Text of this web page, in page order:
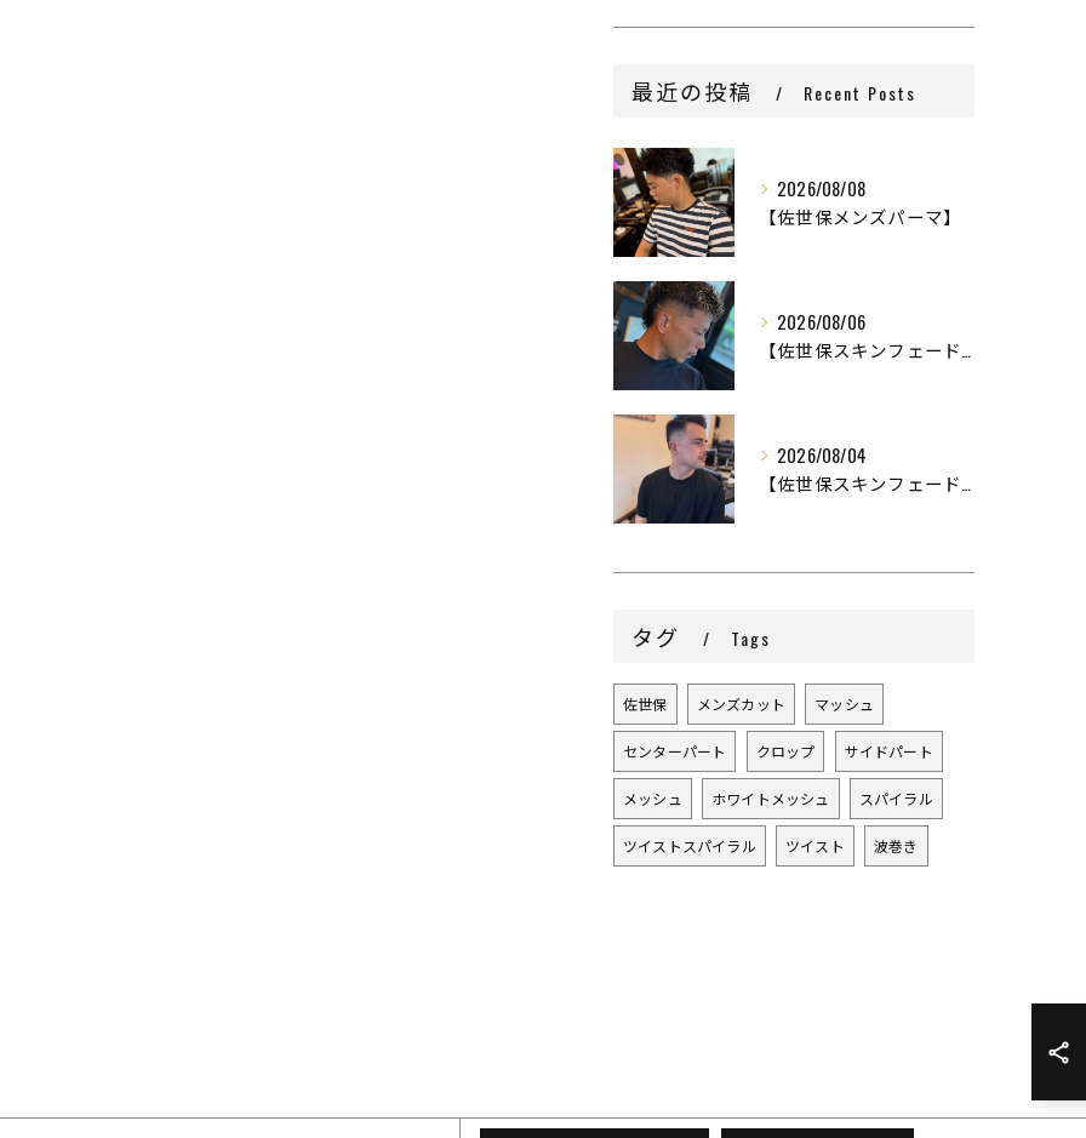
最近の投稿 Recent Posts
2026/08/08
【佐世保メンズパーマ】
2026/08/06
【佐世保スキンフェード】
2026/08/04
【佐世保スキンフェード】
タグ Tags
佐世保 メンズカット マッシュ
センターパート クロップ サイドパート
メッシュ ホワイトメッシュ スパイラル
ツイストスパイラル ツイスト 波巻き